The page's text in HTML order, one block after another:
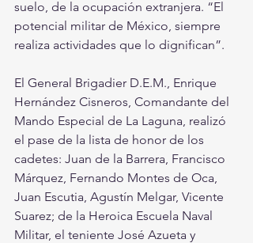
suelo, de la ocupación extranjera. “El
potencial militar de México, siempre
realiza actividades que lo dignifican”.
El General Brigadier D.E.M., Enrique
Hernández Cisneros, Comandante del
Mando Especial de La Laguna, realizó
el pase de la lista de honor de los
cadetes: Juan de la Barrera, Francisco
Márquez, Fernando Montes de Oca,
Juan Escutia, Agustín Melgar, Vicente
Suarez; de la Heroica Escuela Naval
Militar, el teniente José Azueta y